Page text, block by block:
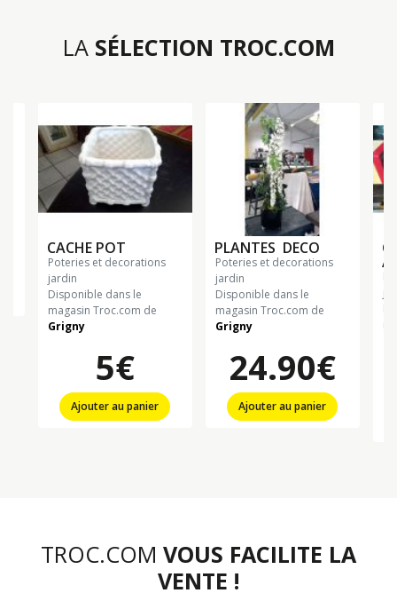
LA SÉLECTION TROC.COM
CACHE POT
poteries et decorations
jardin
Disponible dans le
magasin Troc.com de
Grigny
5€
Ajouter au panier
PLANTES DECO
poteries et decorations
jardin
Disponible dans le
magasin Troc.com de
Grigny
24.90€
Ajouter au panier
TROC.COM VOUS FACILITE LA
VENTE !